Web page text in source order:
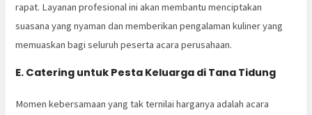
rapat. Layanan profesional ini akan membantu menciptakan
suasana yang nyaman dan memberikan pengalaman kuliner yang
memuaskan bagi seluruh peserta acara perusahaan.
E. Catering untuk Pesta Keluarga di Tana Tidung
Momen kebersamaan yang tak ternilai harganya adalah acara